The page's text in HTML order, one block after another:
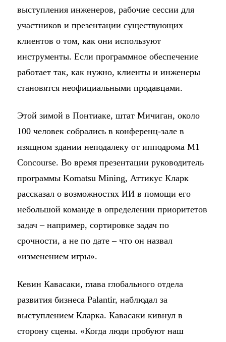
выступления инженеров, рабочие сессии для
участников и презентации существующих
клиентов о том, как они используют
инструменты. Если программное обеспечение
работает так, как нужно, клиенты и инженеры
становятся неофициальными продавцами.
Этой зимой в Понтиаке, штат Мичиган, около
100 человек собрались в конференц-зале в
изящном здании неподалеку от ипподрома M1
Concourse. Во время презентации руководитель
программы Komatsu Mining, Аттикус Кларк
рассказал о возможностях ИИ в помощи его
небольшой команде в определении приоритетов
задач – например, сортировке задач по
срочности, а не по дате – что он назвал
«изменением игры».
Кевин Кавасаки, глава глобального отдела
развития бизнеса Palantir, наблюдал за
выступлением Кларка. Кавасаки кивнул в
сторону сцены. «Когда люди пробуют наш